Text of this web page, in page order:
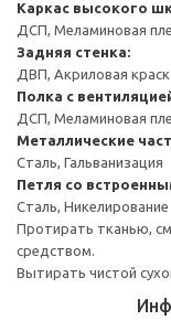
Каркас высокого
ДСП, Меламиновая
Задняя стенка:
ДВП, Акриловая
Полка с
ДСП, Меламиновая
Металлические
Сталь, Гальванизация
Петля со
Сталь, Никелирование
Протирать тканью,
средством.
Вытирать чистой